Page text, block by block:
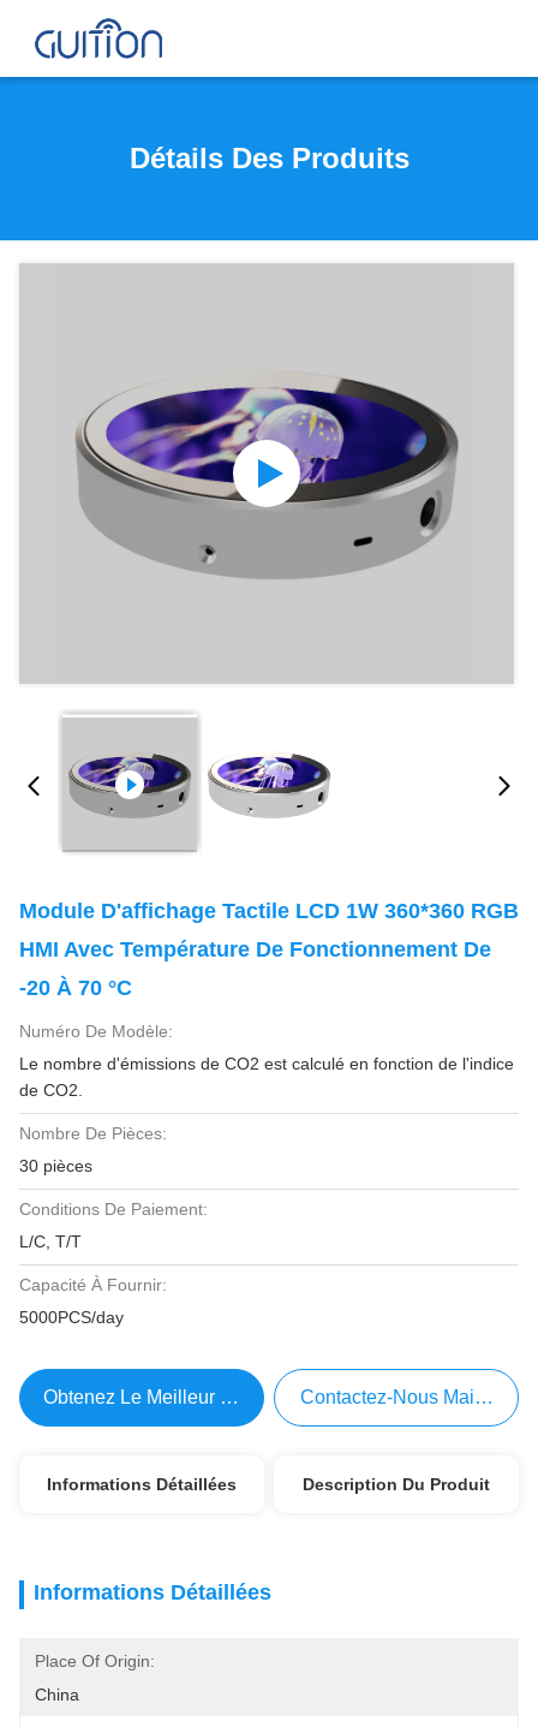
Détails Des Produits
Module D'affichage Tactile LCD 1W 360*360 RGB
HMI Avec Température De Fonctionnement De
-20 À 70 °C
Numéro De Modèle:
Le nombre d'émissions de CO2 est calculé en fonction de l'indice
de CO2.
Nombre De Pièces:
30 pièces
Conditions De Paiement:
L/C, T/T
Capacité À Fournir:
5000PCS/day
Obtenez Le Meilleur Prix Contactez-Nous Maintenant
Informations Détaillées Description Du Produit
Informations Détaillées
Place Of Origin:
China